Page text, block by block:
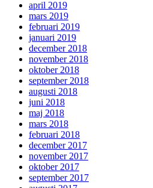
april 2019
mars 2019
februari 2019
januari 2019
december 2018
november 2018
oktober 2018
september 2018
augusti 2018
juni 2018
maj 2018
mars 2018
februari 2018
december 2017
november 2017
oktober 2017
september 2017